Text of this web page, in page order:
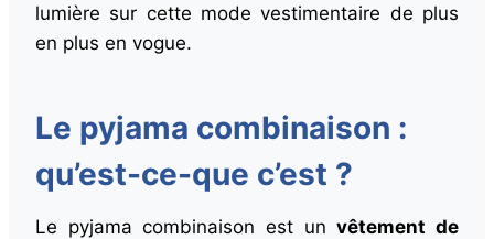
lumière sur cette mode vestimentaire de plus
en plus en vogue.
Le pyjama combinaison :
qu’est-ce-que c’est ?
Le pyjama combinaison est unvêtement de